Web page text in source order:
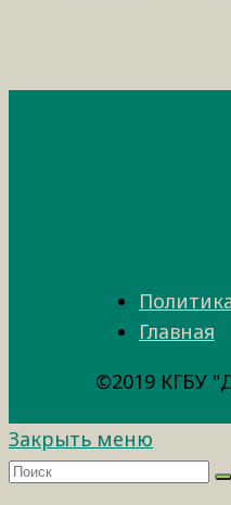
Главная
©2019 КГБУ
Закрыть меню